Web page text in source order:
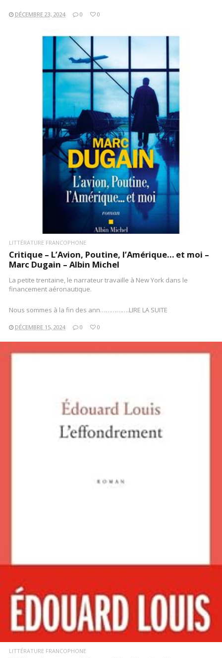
DÉCEMBRE 23, 2024 0 0
LIRE LA SUITE
LITTÉRATURE FRANCOPHONE
Critique – L’Avion, Poutine, l’Amérique… et moi –
Marc Dugain – Albin Michel
La petite trentaine, le narrateur travaille à New York dans le
financement aéronautique.
Nous sommes à la fin des ann…………….LIRE LA SUITE
DÉCEMBRE 15, 2024 0 0
LITTÉRATURE FRANCOPHONE